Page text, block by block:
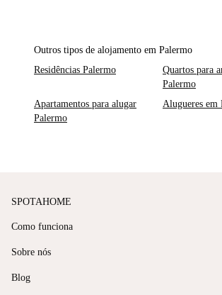
Outros tipos de alojamento em Palermo
Residências Palermo
Quartos para
Palermo
Apartamentos para alugar
Palermo
Alugueres em
SPOTAHOME
Como funciona
Sobre nós
Blog